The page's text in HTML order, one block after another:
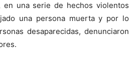
en una serie de hechos violentos
una persona muerta y por lo
desaparecidas, denunciaron